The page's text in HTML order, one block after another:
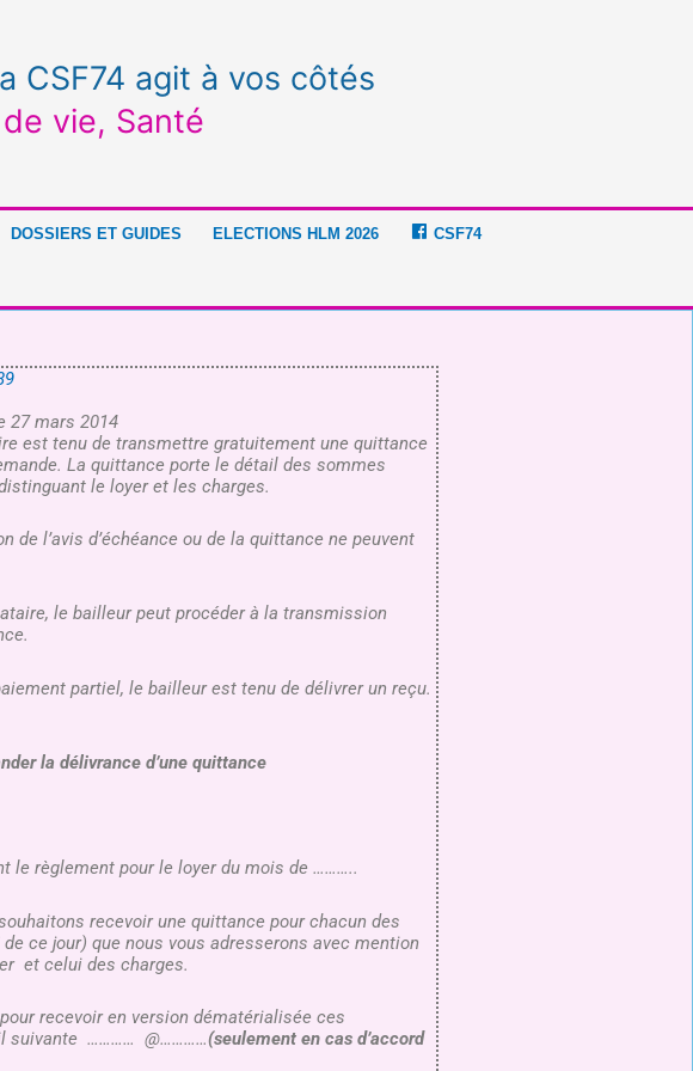
CSF74 agit à vos côtés
vie, Santé
DOSSIERS ET GUIDES ELECTIONS HLM 2026 CSF74
27 mars 2014
est tenu de transmettre gratuitement une quittance
La quittance porte le détail des sommes
le loyer et les charges.
de l’avis d’échéance ou de la quittance ne peuvent
le bailleur peut procéder à la transmission
partiel, le bailleur est tenu de délivrer un reçu.
la délivrance d’une quittance
le règlement pour le loyer du mois de ………..
recevoir une quittance pour chacun des
ce jour) que nous vous adresserons avec mention
et celui des charges.
recevoir en version dématérialisée ces
suivante ………… @…………(seulement en cas d’accord